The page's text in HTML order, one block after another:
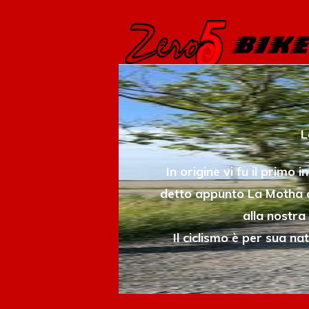
In origine vi fu il primo
detto appunto La Motha
alla nostra
Il ciclismo è per sua